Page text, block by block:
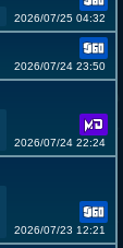
2026/07/25 04:32
2026/07/24 23:50
2026/07/24 22:24
2026/07/23 12:21